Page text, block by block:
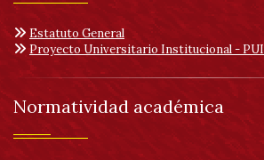
Estatuto General
Proyecto Universitario Institucional - PUI
Normatividad académica